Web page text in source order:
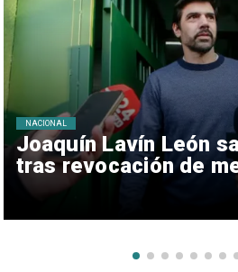
Joaquín Lavín León
tras revocación de
NACIONAL